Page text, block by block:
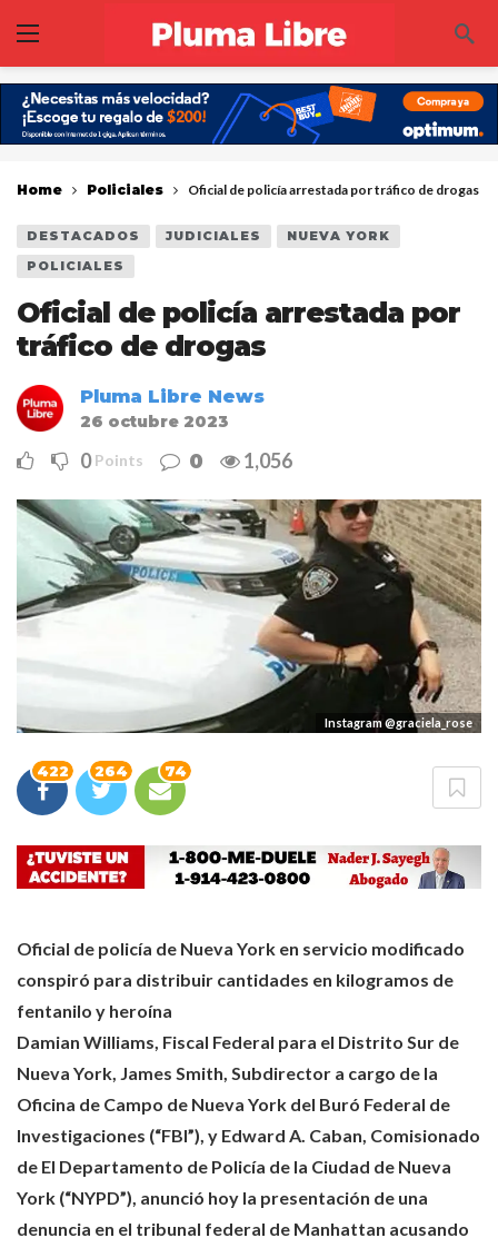
Home Policiales Oficial de policía arrestada por tráfico de drogas
DESTACADOS JUDICIALES
NUEVA YORK
POLICIALES
Oficial de policía arrestada por
tráfico de drogas
Pluma Libre News
26 octubre 2023
0 Points 0 1,056
Instagram @graciela_rose
422 264 74
Oficial de policía de Nueva York en servicio modificado
conspiró para distribuir cantidades en kilogramos de
fentanilo y heroína
Damian Williams, Fiscal Federal para el Distrito Sur de
Nueva York, James Smith, Subdirector a cargo de la
Oficina de Campo de Nueva York del Buró Federal de
Investigaciones (“FBI”), y Edward A. Caban, Comisionado
de El Departamento de Policía de la Ciudad de Nueva
York (“NYPD”), anunció hoy la presentación de una
denuncia en el tribunal federal de Manhattan acusando